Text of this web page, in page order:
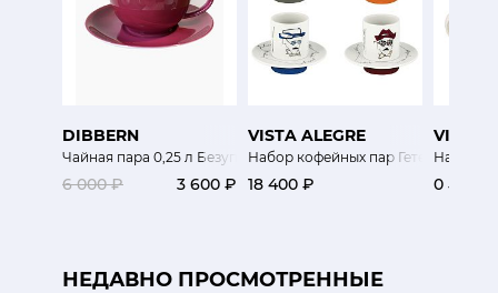
DIBBERN
Чайная пара 0,25 л Безупречный цвет
6 000 ₽ 3 600 ₽
VISTA ALEGRE
Набор кофейных пар Гетеронимы 4
18 400 ₽
VISTA
Набор
0 ₽
НЕДАВНО ПРОСМОТРЕННЫЕ